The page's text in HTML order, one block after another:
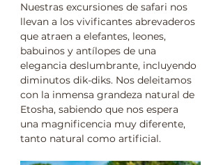
Nuestras excursiones de safari nos
llevan a los vivificantes abrevaderos
que atraen a elefantes, leones,
babuinos y antílopes de una
elegancia deslumbrante, incluyendo
diminutos dik-diks. Nos deleitamos
con la inmensa grandeza natural de
Etosha, sabiendo que nos espera
una magnificencia muy diferente,
tanto natural como artificial.